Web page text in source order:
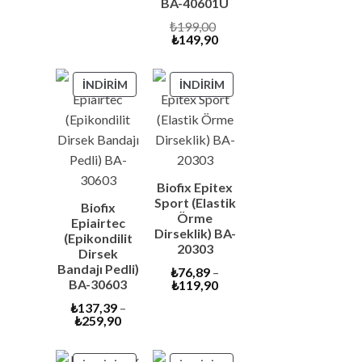
₺6.290,00.
₺199,00
₺149,90Şu
₺149,90.
İNDIRIMİNDIRIMDEKI
ÜRÜN
Biofix
Epiairtec
(Epikondilit
Dirsek
Bandajı Pedli)
BA-30603
₺137,39–
₺259,90
İNDIRIMİNDIRIMDEKI
ÜRÜN
Biofix Epitex
Sport (Elastik
Örme
Dirseklik) BA-
20303
₺76,89 –
₺119,90